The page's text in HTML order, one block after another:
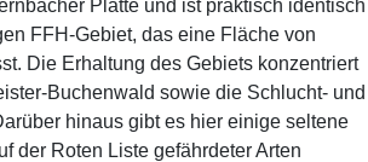
Platte und ist praktisch identisch
FFH-Gebiet, das eine Fläche von
Die Erhaltung des Gebiets konzentriert
Buchenwald sowie die Schlucht- und
hinaus gibt es hier einige seltene
der Roten Liste gefährdeter Arten